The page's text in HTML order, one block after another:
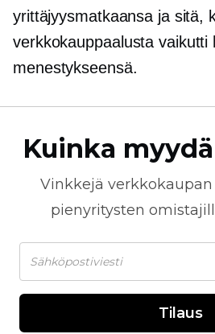
yrittäjyysmatkaansa ja sitä,
verkkokauppaalusta vaikutti
menestykseensä.
Kuinka
Vinkkejä verkkokaupan
pienyritysten
Tilaus